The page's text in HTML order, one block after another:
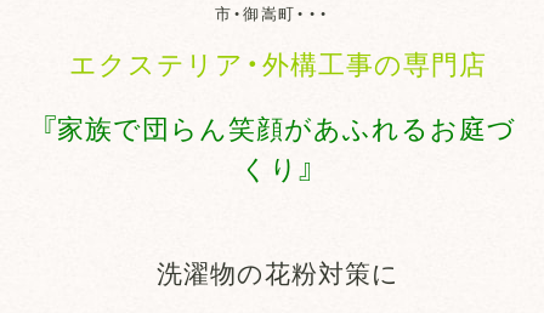
市・御嵩町・・・
エクステリア・外構工事の専門店
『家族で団らん笑顔があふれるお庭づ
くり』
洗濯物の花粉対策に